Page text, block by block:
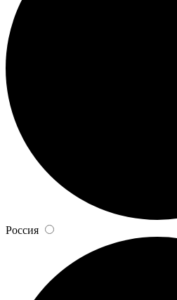
Россия